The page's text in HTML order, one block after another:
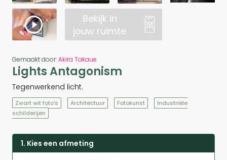
Bekijk in
jouw ruimte
Gemaakt door:Akira Takaue
Lights Antagonism
Tegenwerkend licht.
Zwart wit foto's Architectuur Fotokunst
Industriële
schilderijen
1. Kies een afmeting